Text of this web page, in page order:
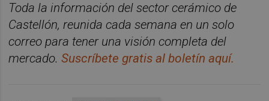
Toda la información del sector cerámico de
Castellón, reunida cada semana en un solo
correo para tener una visión completa del
mercado.Suscríbete gratis al boletín aquí.